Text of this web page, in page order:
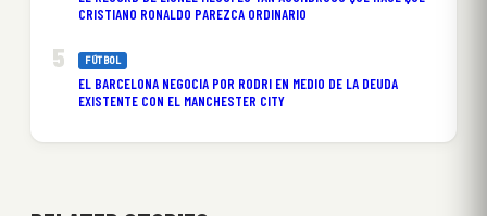
CRISTIANO RONALDO PAREZCA ORDINARIO
FÚTBOL
EL BARCELONA NEGOCIA POR RODRI EN MEDIO DE LA DEUDA
EXISTENTE CON EL MANCHESTER CITY